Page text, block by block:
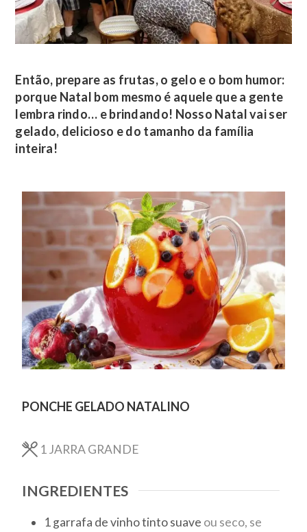
Então, prepare as frutas, o gelo e o bom humor:
porque Natal bom mesmo é aquele que a gente
lembra rindo… e brindando! Nosso Natal vai ser
gelado, delicioso e do tamanho da família
inteira!
PONCHE GELADO NATALINO
1 JARRA GRANDE
INGREDIENTES
1garrafa de vinho tinto suave ou seco, se